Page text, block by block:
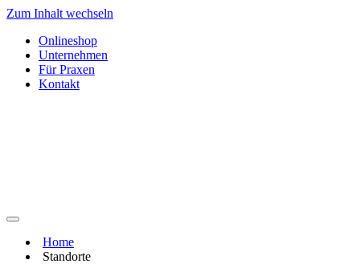
Zum Inhalt wechseln
Onlineshop
Unternehmen
Für Praxen
Kontakt
Home
Standorte